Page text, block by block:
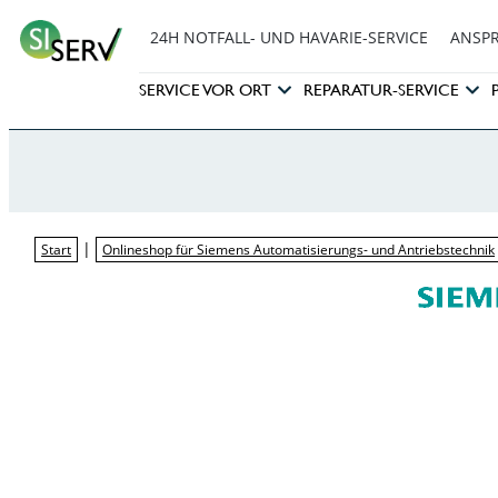
24H NOTFALL- UND HAVARIE-SERVICE
SERVICE VOR ORT REPARATUR-SERVICE
Start | Onlineshop für Siemens Automatisierungs- und Antriebstechnik